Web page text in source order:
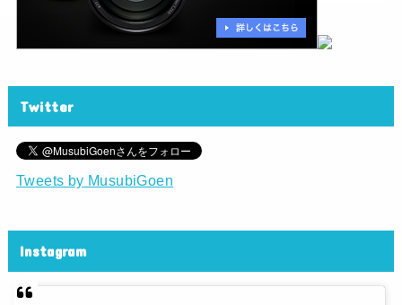
Twitter
Tweets by MusubiGoen
Instagram